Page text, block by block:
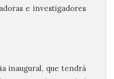
e investigadores
inaugural, que tendrá